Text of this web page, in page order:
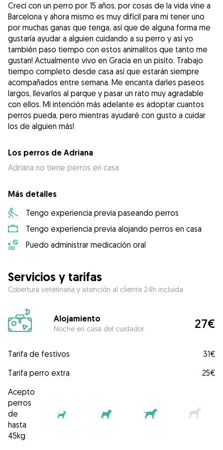
Crecí con un perro por 15 años, por cosas de la vida vine a
Barcelona y ahora mismo es muy difícil para mi tener uno
por muchas ganas que tenga, así que de alguna forma me
gustaría ayudar a alguien cuidando a su perro y así yo
también paso tiempo con estos animalitos que tanto me
gustan! Actualmente vivo en Gracia en un pisito. Trabajo
tiempo completo desde casa así que estarán siempre
acompañados entre semana. Me encanta darles paseos
largos, llevarlos al parque y pasar un rato muy agradable
con ellos. Mi intención más adelante es adoptar cuantos
perros pueda, pero mientras ayudaré con gusto a cuidar
Los perros de Adriana
Adriana no tiene perros en casa
Más detalles
Tengo experiencia previa paseando perros
Tengo experiencia previa alojando perros en casa
Puedo administrar medicación oral
Servicios y tarifas
Cobertura veterinaria y atención al cliente 24h incluida
Alojamiento
Noche en casa del cuidador 27€
Tarifa de festivos
31€
Tarifa perro extra
25€
Acepto
perros
de
hasta
45kg